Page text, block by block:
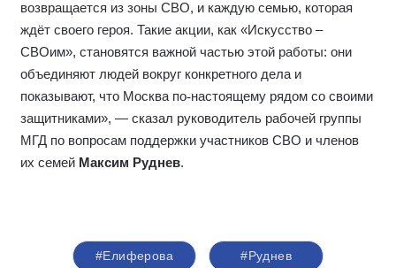
возвращается из зоны СВО, и каждую семью, которая
ждёт своего героя. Такие акции, как «Искусство –
СВОим», становятся важной частью этой работы: они
объединяют людей вокруг конкретного дела и
показывают, что Москва по‑настоящему рядом со своими
защитниками», — сказал руководитель рабочей группы
МГД по вопросам поддержки участников СВО и членов
их семей Максим Руднев.
#Елиферова #Руднев